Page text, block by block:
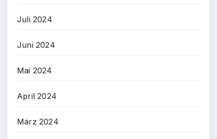
Juli 2024
Juni 2024
Mai 2024
April 2024
März 2024